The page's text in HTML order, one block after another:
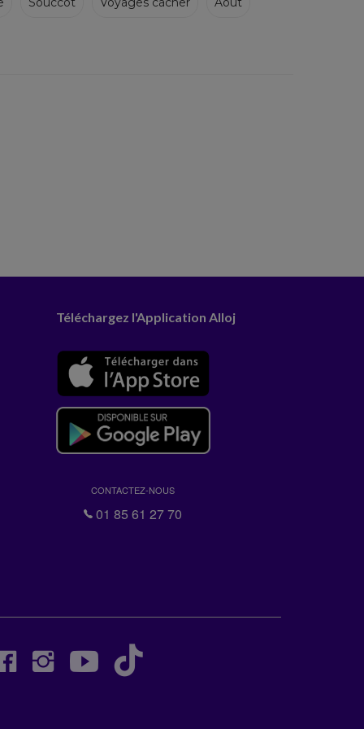
Téléchargez l'Application Alloj
CONTACTEZ-NOUS
01 85 61 27 70